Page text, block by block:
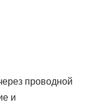
проводной
и